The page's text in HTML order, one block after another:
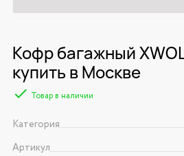
Кофр багажный
купить в Москве
Товар в наличии
Категория
Артикул